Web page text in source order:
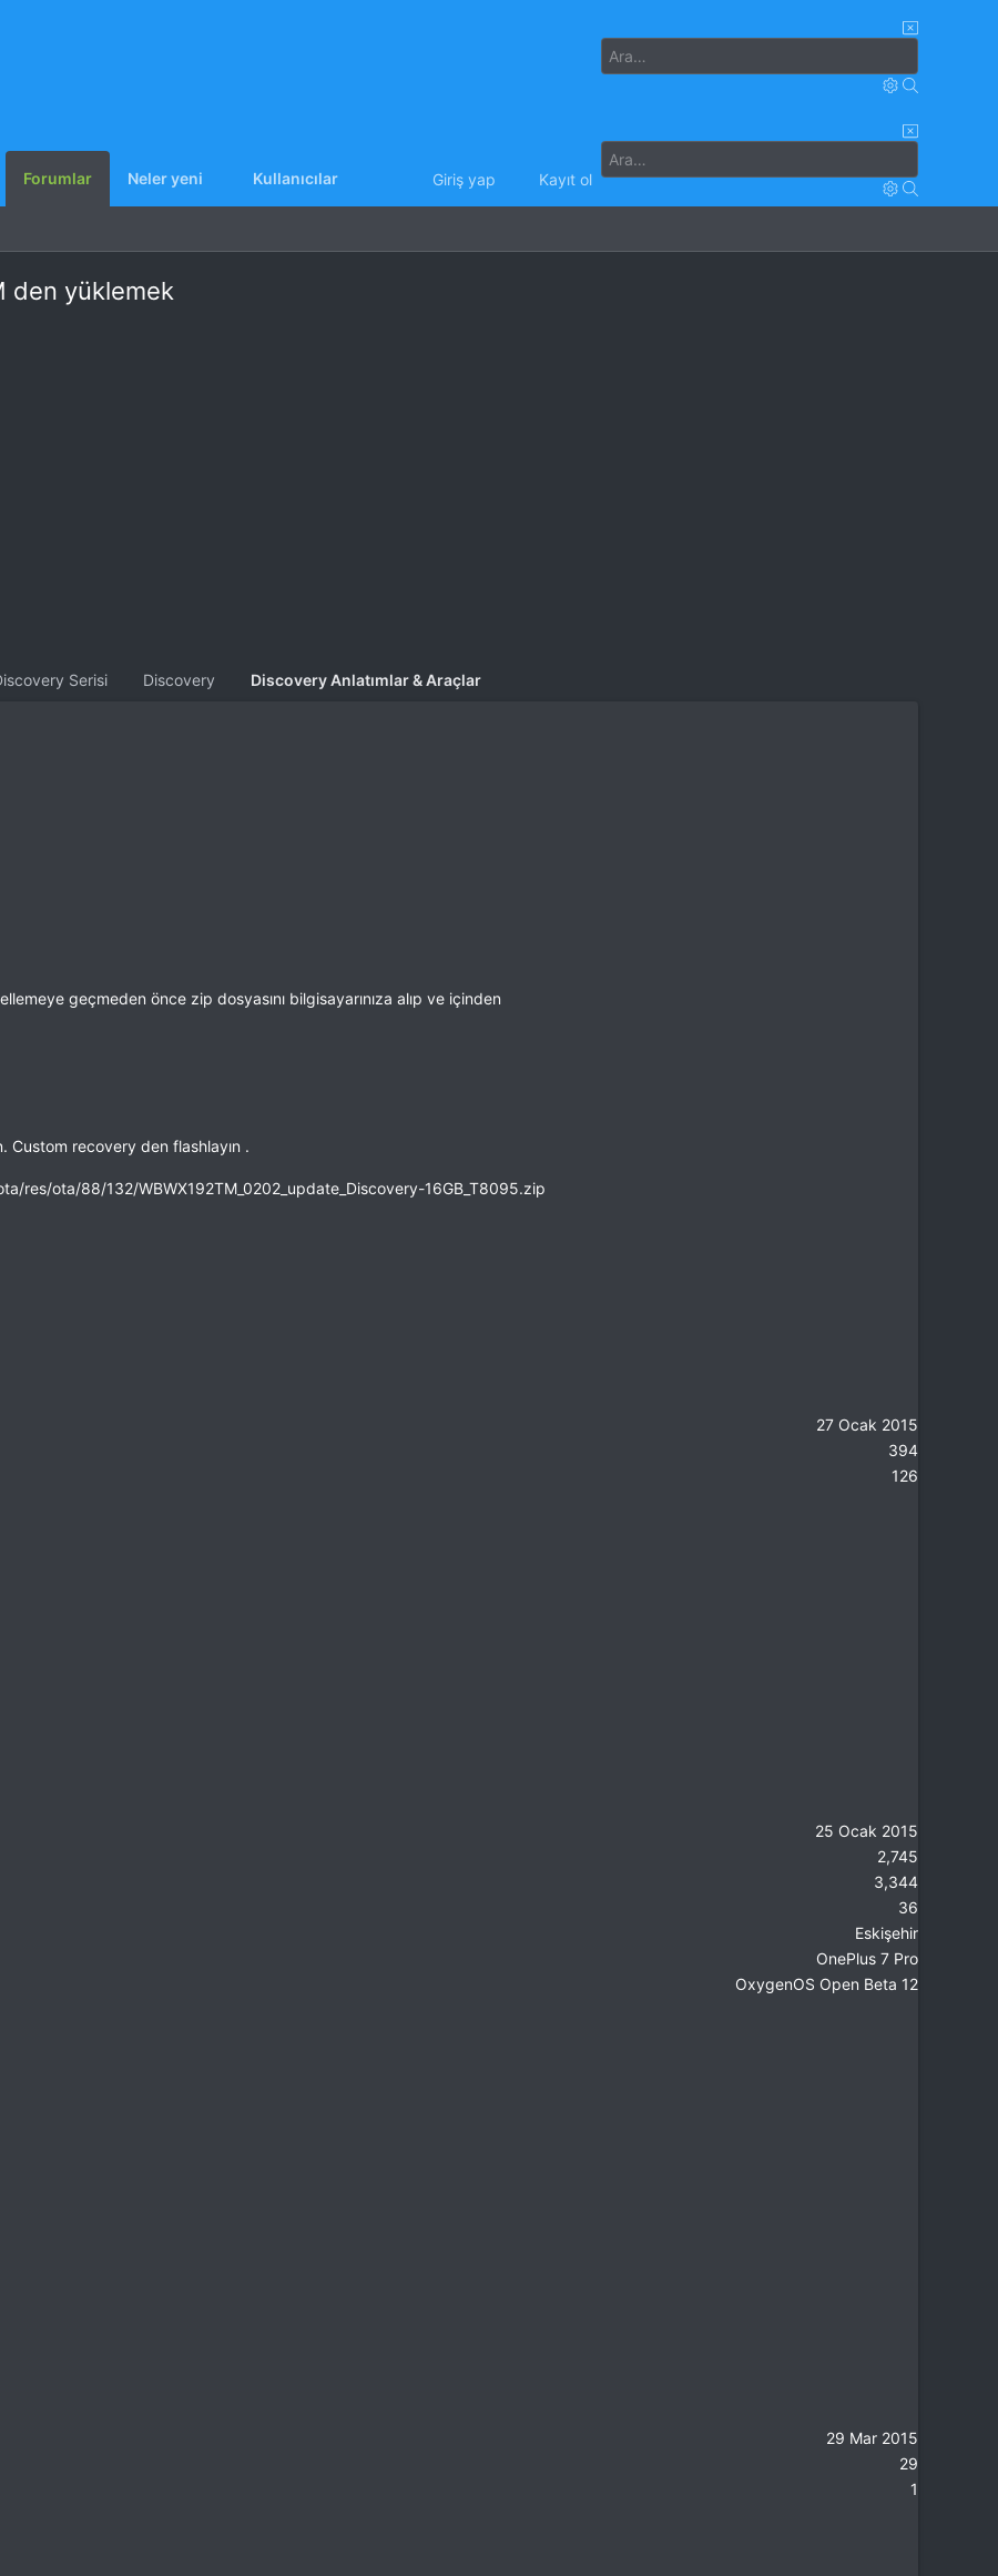
Forumlar Neler yeni Kullanıcılar Giriş yap Kayıt ol
den yüklemek
Serisi Discovery Discovery Anlatımlar & Araçlar
geçmeden önce zip dosyasını bilgisayarınıza alıp ve içinden
Custom recovery den flashlayın .
res/ota/88/132/WBWX192TM_0202_update_Discovery-16GB_T8095.zip
27 Ocak 2015
394
126
25 Ocak 2015
2,745
3,344
36
Eskişehir
OnePlus 7 Pro
OxygenOS Open Beta 12
29 Mar 2015
29
1